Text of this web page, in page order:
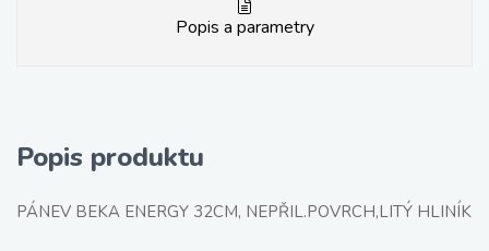
Popis a parametry
Popis produktu
PÁNEV BEKA ENERGY 32CM, NEPŘIL.POVRCH,LITÝ HLINÍK